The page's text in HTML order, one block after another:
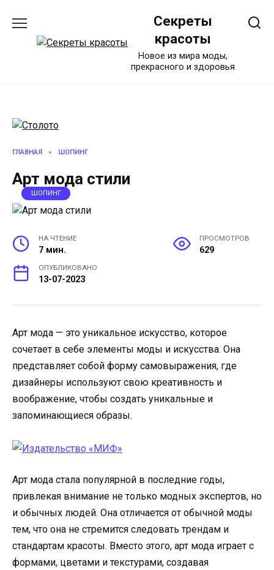
содержанию
Секреты
красоты
Новое из мира моды,
прекрасного и здоровья
ГЛАВНАЯ » ШОПИНГ
Арт мода стили
ШОПИНГ
НА ЧТЕНИЕ
7 мин.
ПРОСМОТРОВ
629
ОПУБЛИКОВАНО
13-07-2023
Арт мода — это уникальное искусство, которое
сочетает в себе элементы моды и искусства. Она
представляет собой форму самовыражения, где
дизайнеры используют свою креативность и
воображение, чтобы создать уникальные и
запоминающиеся образы.
Арт мода стала популярной в последние годы,
привлекая внимание не только модных экспертов, но
и обычных людей. Она отличается от обычной моды
тем, что она не стремится следовать трендам и
стандартам красоты. Вместо этого, арт мода играет с
формами, цветами и текстурами, создавая